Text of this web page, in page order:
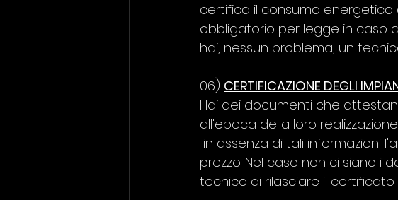
certifica il consumo energetico
obbligatorio per legge in caso
hai, nessun problema, un
06) CERTIFICAZIONE DEGLI
Hai dei documenti che
all'epoca della loro
prezzo. Nel caso non ci siano
tecnico di rilasciare il